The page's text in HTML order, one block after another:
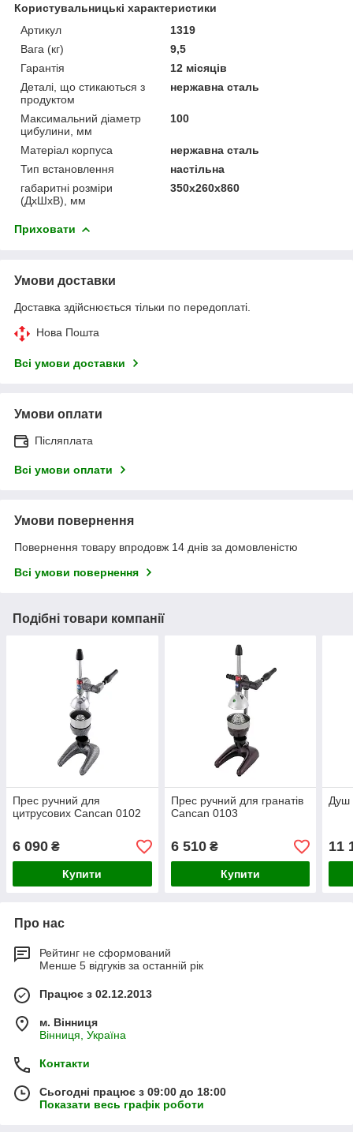
Користувальницькі характеристики
Артикул
1319
Вага (кг)
9,5
Гарантія
12 місяців
Деталі, що стикаються з
продуктом
нержавна сталь
Максимальний діаметр
цибулини, мм
100
Матеріал корпуса
нержавна сталь
Тип встановлення
настільна
габаритні розміри
(ДхШхВ), мм
350х260х860
Приховати
Умови доставки
Доставка здійснюється тільки по передоплаті.
Нова Пошта
Всі умови доставки
Умови оплати
Післяплата
Всі умови оплати
Умови повернення
Повернення товару впродовж 14 днів за домовленістю
Всі умови повернення
Подібні товари компанії
Прес ручний для
цитрусових Cancan 0102
6 090 ₴
Купити
Прес ручний для гранатів
Cancan 0103
6 510₴
Купити
Душ
11
Про нас
Рейтинг не сформований
Менше 5 відгуків за останній рік
Працює з 02.12.2013
м. Вінниця
Вінниця, Україна
Контакти
Сьогодні працює з 09:00 до 18:00
Показати весь графік роботи